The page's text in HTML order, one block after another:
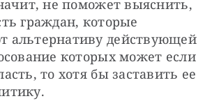
не поможет выяснить,
граждан, которые
альтернативу действующей
которых может если
то хотя бы заставить ее